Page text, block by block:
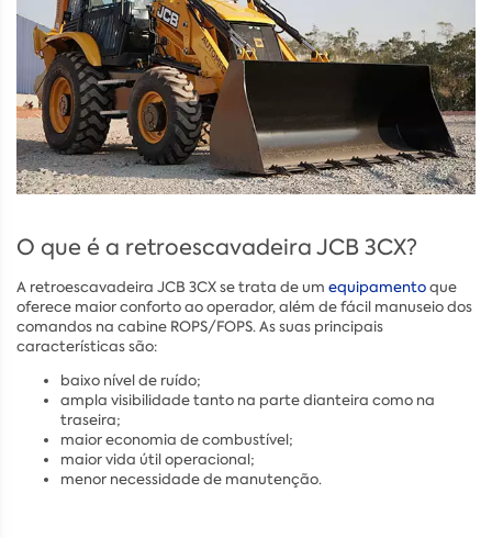
O que é a retroescavadeira JCB 3CX?
A retroescavadeira JCB 3CX se trata de um equipamentoque
oferece maior conforto ao operador, além de fácil manuseio dos
comandos na cabine ROPS/FOPS. As suas principais
características são:
baixo nível de ruído;
ampla visibilidade tanto na parte dianteira como na
traseira;
maior economia de combustível;
maior vida útil operacional;
menor necessidade de manutenção.